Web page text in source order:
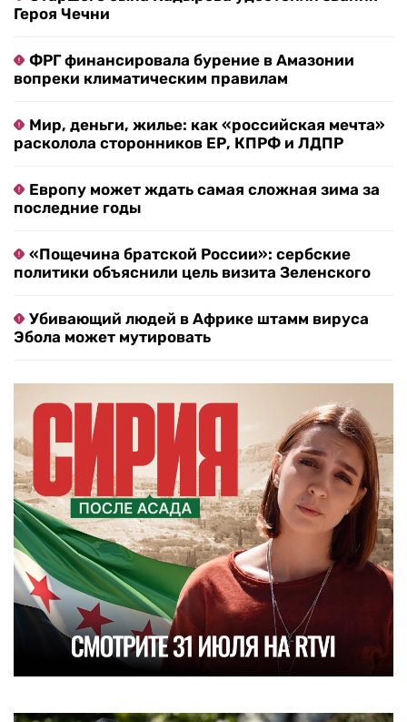
Героя Чечни
ФРГ финансировала бурение в Амазонии
вопреки климатическим правилам
Мир, деньги, жилье: как «российская мечта»
расколола сторонников ЕР, КПРФ и ЛДПР
Европу может ждать самая сложная зима за
последние годы
«Пощечина братской России»: сербские
политики объяснили цель визита Зеленского
Убивающий людей в Африке штамм вируса
Эбола может мутировать